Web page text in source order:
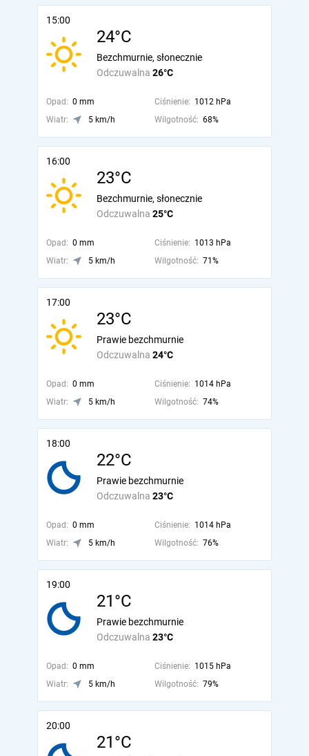
15:00
24°C
Odczuwalna 26°C
Bezchmurnie, słonecznie
Opad: 0 mm Ciśnienie: 1012 hPa
Wiatr:
5 km/h Wilgotność: 68%
16:00
23°C
Odczuwalna 25°C
Bezchmurnie, słonecznie
Opad: 0 mm Ciśnienie: 1013 hPa
Wiatr:
5 km/h Wilgotność: 71%
17:00
23°C
Odczuwalna 24°C
Prawie bezchmurnie
Opad: 0 mm Ciśnienie: 1014 hPa
Wiatr:
5 km/h Wilgotność: 74%
18:00
22°C
Odczuwalna 23°C
Prawie bezchmurnie
Opad: 0 mm Ciśnienie: 1014 hPa
Wiatr:
5 km/h Wilgotność: 76%
19:00
21°C
Odczuwalna 23°C
Prawie bezchmurnie
Opad: 0 mm Ciśnienie: 1015 hPa
Wiatr:
5 km/h Wilgotność: 79%
20:00
21°C